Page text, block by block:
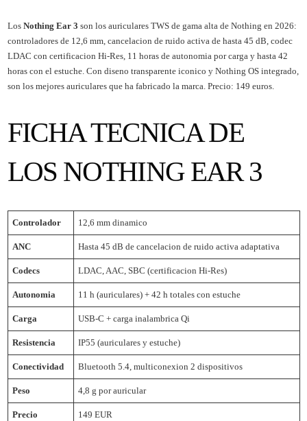
Los Nothing Ear 3 son los auriculares TWS de gama alta de Nothing en 2026:
controladores de 12,6 mm, cancelacion de ruido activa de hasta 45 dB, codec
LDAC con certificacion Hi-Res, 11 horas de autonomia por carga y hasta 42
horas con el estuche. Con diseno transparente iconico y Nothing OS integrado,
son los mejores auriculares que ha fabricado la marca. Precio: 149 euros.
FICHA TECNICA DE
LOS NOTHING EAR 3
Controlador 12,6 mm dinamico
ANC Hasta 45 dB de cancelacion de ruido activa adaptativa
Codecs LDAC, AAC, SBC (certificacion Hi-Res)
Autonomia 11 h (auriculares) + 42 h totales con estuche
Carga USB-C + carga inalambrica Qi
Resistencia IP55 (auriculares y estuche)
Conectividad Bluetooth 5.4, multiconexion 2 dispositivos
Peso 4,8 g por auricular
Precio 149 EUR